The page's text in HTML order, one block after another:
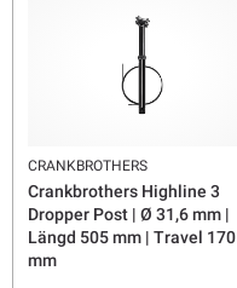
CRANKBROTHERS
Crankbrothers Highline 3
Dropper Post | Ø 31,6 mm |
Längd 505 mm | Travel 170
mm